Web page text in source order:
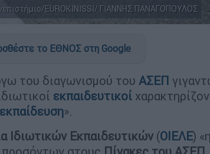
EUROKINISSI/ ΓΙΑΝΝΗΣ ΠΑΝΑΓΟΠΟΥΛΟΣ
το ΕΘΝΟΣ στη Google
του διαγωνισμού του ΑΣΕΠ
εκπαιδευτικοί
εκπαίδευση».
Ιδιωτικών Εκπαιδευτικών (ΟΙΕΛΕ) «η